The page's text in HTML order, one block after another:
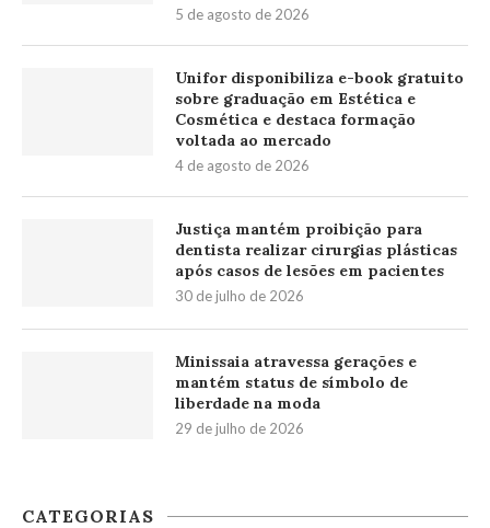
5 de agosto de 2026
Unifor disponibiliza e-book gratuito
sobre graduação em Estética e
Cosmética e destaca formação
voltada ao mercado
4 de agosto de 2026
Justiça mantém proibição para
dentista realizar cirurgias plásticas
após casos de lesões em pacientes
30 de julho de 2026
Minissaia atravessa gerações e
mantém status de símbolo de
liberdade na moda
29 de julho de 2026
CATEGORIAS